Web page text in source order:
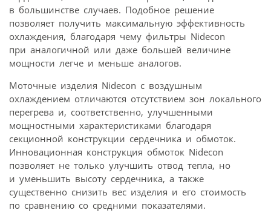
в большинстве случаев. Подобное решение
позволяет получить максимальную эффективность
охлаждения, благодаря чему фильтры Nidecon
при аналогичной или даже большей величине
мощности легче и меньше аналогов.
Моточные изделия Nidecon с воздушным
охлаждением отличаются отсутствием зон локального
перегрева и, соответственно, улучшенными
мощностными характеристиками благодаря
секционной конструкции сердечника и обмоток.
Инновационная конструкция обмоток Nidecon
позволяет не только улучшить отвод тепла, но
и уменьшить высоту сердечника, а также
существенно снизить вес изделия и его стоимость
по сравнению со средними показателями.